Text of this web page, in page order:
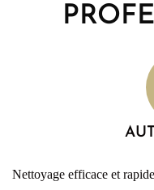
Nettoyage efficace et